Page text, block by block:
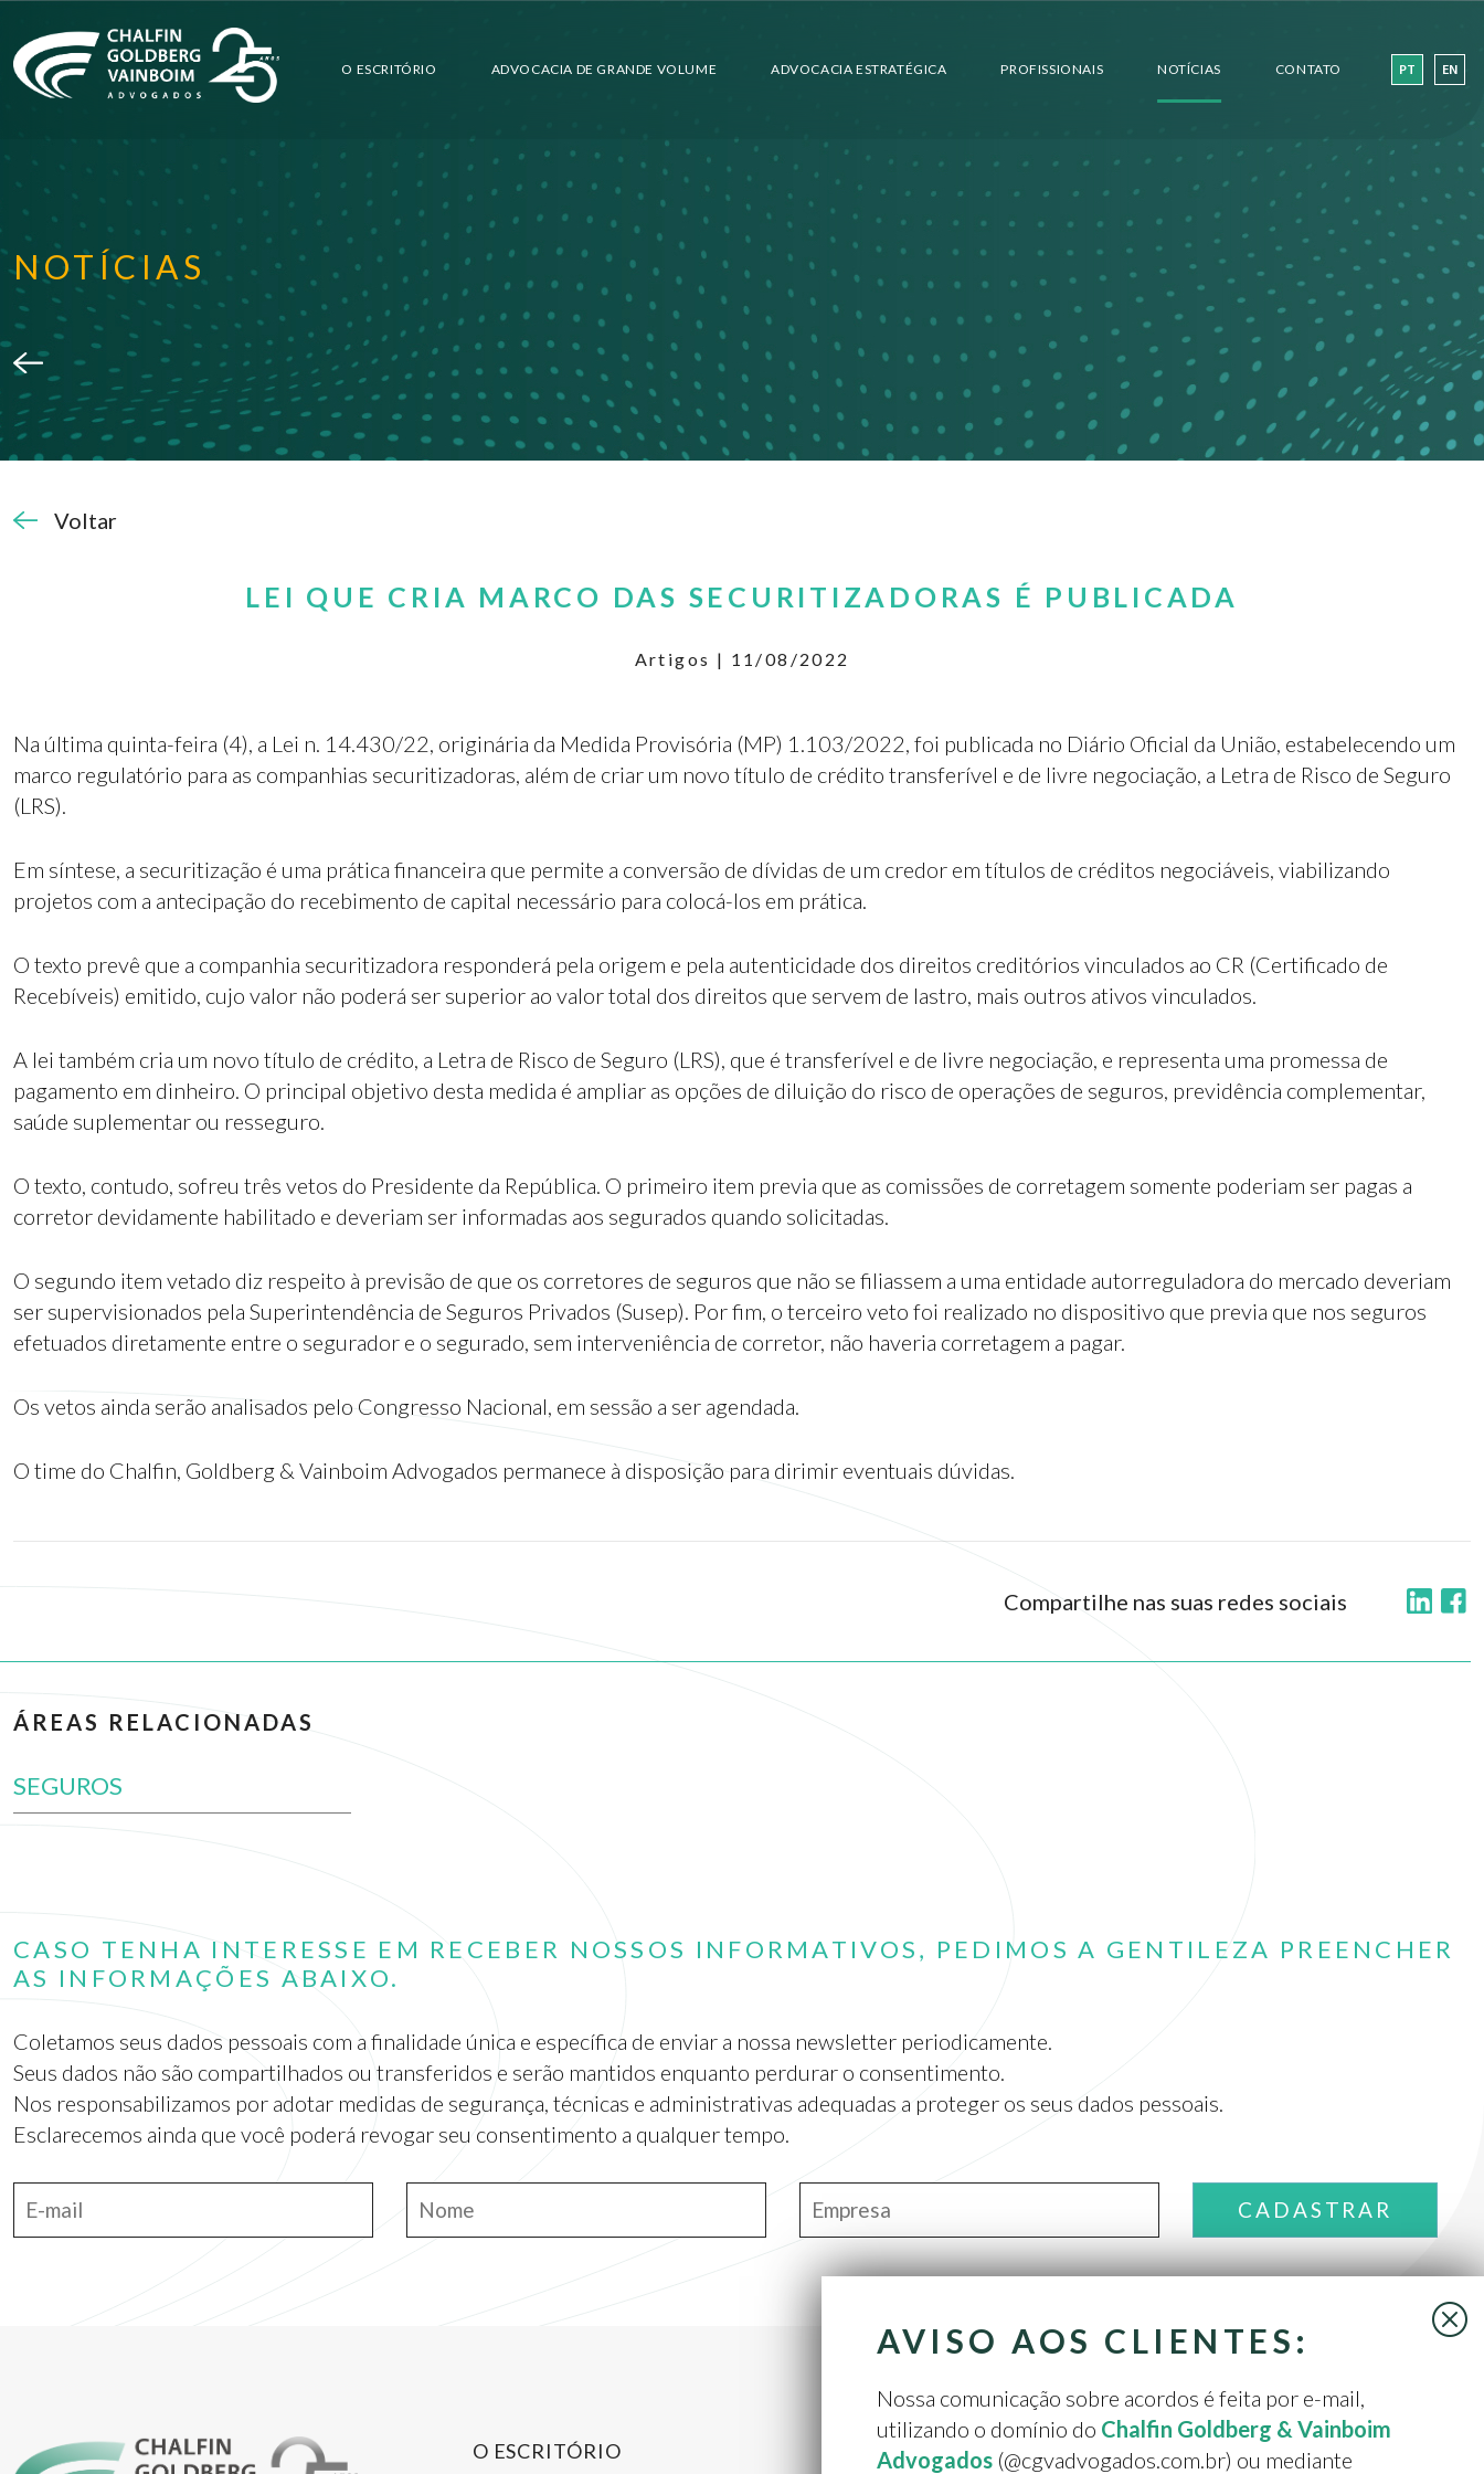
O ESCRITÓRIO
TECNOLOGIA
DIVERSIDADE
PRO BONO
RESPONSABILIDADE SOCIAL
ADVOCACIA DE GRANDE VOLUME ADVOCACIA ESTRATÉGICA
SAÚDE
TRIBUTÁRIO
ARBITRAGEM
CONTENCIOSO ESTRATÉGICO
CONTRATOS
DIREITO DIGITAL
BANCÁRIO
SEGUROS
TRABALHISTA
DIREITO AMBIENTAL, ESG E MINERÁRIO
PRIVACIDADE, PROTEÇÃO DE DADOS E
PROFISSIONAIS NOTÍCIAS CONTATO PT EN
NOTÍCIAS
Voltar
LEI QUE CRIA MARCO DAS SECURITIZADORAS É PUBLICADA
Artigos | 11/08/2022
Na última quinta-feira (4), a​​ Lei n. 14.430/22, originária da Medida Provisória (MP) 1.103/2022, foi publicada no Diário Oficial da União, estabelecendo um
marco regulatório para as companhias securitizadoras, além de criar um novo título de crédito transferível e de livre negociação, a Letra de Risco de Seguro
(LRS).
Em síntese, a securitização é uma prática financeira que permite a conversão de dívidas de um credor em títulos de créditos negociáveis, viabilizando
projetos com a antecipação do recebimento de capital necessário para colocá-los em prática.
O texto prevê que a companhia securitizadora responderá pela origem e pela autenticidade dos direitos creditórios vinculados ao CR (Certificado de
Recebíveis) emitido, cujo valor não poderá ser superior ao valor total dos direitos que servem de lastro, mais outros ativos vinculados.
A lei também cria um novo título de crédito, a Letra de Risco de Seguro (LRS), que é transferível e de livre negociação, e representa uma promessa de
pagamento em dinheiro. O principal objetivo desta medida é ampliar as opções de diluição do risco de operações de seguros, previdência complementar,
saúde suplementar ou resseguro.
O texto, contudo, sofreu três vetos do Presidente da República. O primeiro item previa que as comissões de corretagem somente poderiam ser pagas a
corretor devidamente habilitado e deveriam ser informadas aos segurados quando solicitadas.
O segundo item vetado diz respeito à previsão de que os corretores de seguros que não se filiassem a uma entidade autorreguladora do mercado deveriam
ser supervisionados pela Superintendência de Seguros Privados (Susep). Por fim, o terceiro veto foi realizado no dispositivo que previa que nos seguros
efetuados diretamente entre o segurador e o segurado, sem interveniência de corretor, não haveria corretagem a pagar.
Os vetos ainda serão analisados pelo Congresso Nacional, em sessão a ser agendada.
O time do Chalfin, Goldberg & Vainboim Advogados permanece à disposição para dirimir eventuais dúvidas.
Compartilhe nas suas redes sociais
ÁREAS RELACIONADAS
SEGUROS
CASO TENHA INTERESSE EM RECEBER NOSSOS INFORMATIVOS, PEDIMOS A GENTILEZA PREENCHER
AS INFORMAÇÕES ABAIXO.
Coletamos seus dados pessoais com a finalidade única e específica de enviar a nossa newsletter periodicamente.
Seus dados não são compartilhados ou transferidos e serão mantidos enquanto perdurar o consentimento.
Nos responsabilizamos por adotar medidas de segurança, técnicas e administrativas adequadas a proteger os seus dados pessoais.
Esclarecemos ainda que você poderá revogar seu consentimento a qualquer tempo.
O ESCRITÓRIO NOTÍCIAS
AVISO AOS CLIENTES:
Nossa comunicação sobre acordos é feita por e-mail,
utilizando o domínio do Chalfin Goldberg & Vainboim
Advogados (@cgvadvogados.com.br) ou mediante